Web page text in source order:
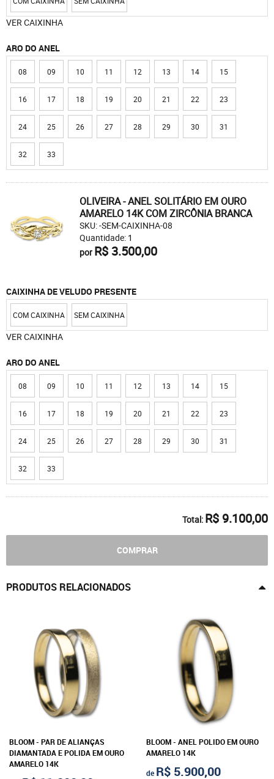
VER CAIXINHA
ARO DO ANEL
08 09 10 11 12 13 14 15
16 17 18 19 20 21 22 23
24 25 26 27 28 29 30 31
32 33
OLIVEIRA - ANEL SOLITÁRIO EM OURO
AMARELO 14K COM ZIRCÔNIA BRANCA
SKU: -SEM-CAIXINHA-08
Quantidade: 1
por R$ 3.500,00
CAIXINHA DE VELUDO PRESENTE
COM CAIXINHA SEM CAIXINHA
VER CAIXINHA
ARO DO ANEL
08 09 10 11 12 13 14 15
16 17 18 19 20 21 22 23
24 25 26 27 28 29 30 31
32 33
Total: R$ 9.100,00
COMPRAR
PRODUTOS RELACIONADOS
BLOOM - PAR DE ALIANÇAS
DIAMANTADA E POLIDA EM OURO
AMARELO 14K
BLOOM - ANEL POLIDO EM OURO
AMARELO 14K
de R$ 5.900,00